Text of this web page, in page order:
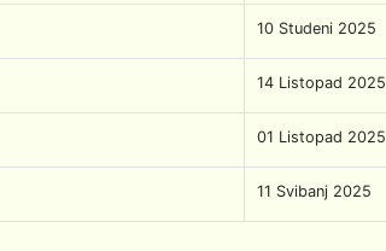
10 Studeni 2025
14 Listopad 2025
01 Listopad 2025
11 Svibanj 2025